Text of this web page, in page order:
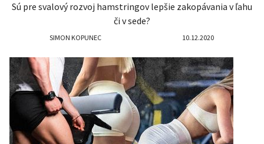
Sú pre svalový rozvoj hamstringov lepšie zakopávania v ľahu
či v sede?
SIMON KOPUNEC 10.12.2020